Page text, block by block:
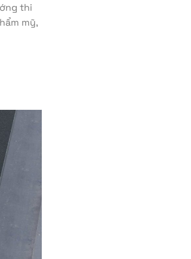
thi
mỹ,